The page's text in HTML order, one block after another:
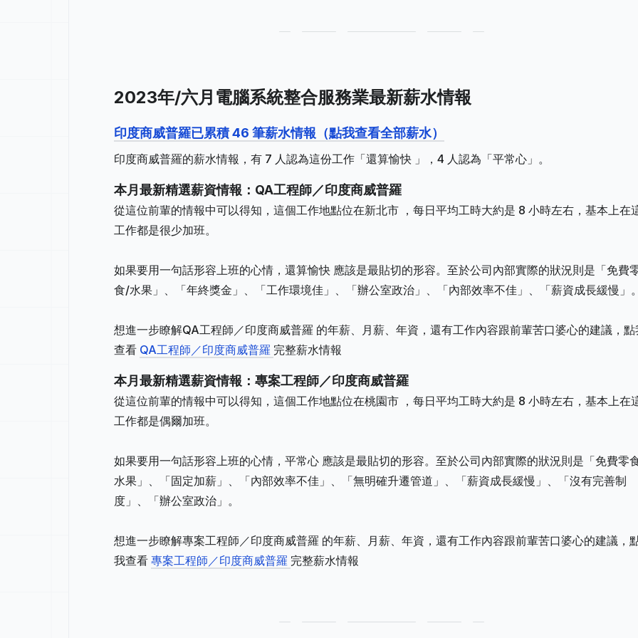
2023年/六月電腦系統整合服務業最新薪水情報
印度商威普羅已累積 46 筆薪水情報（點我查看全部薪水）
印度商威普羅的薪水情報，有 7 人認為這份工作「還算愉快 」，4 人認為「平常心」。
本月最新精選薪資情報：QA工程師／印度商威普羅
從這位前輩的情報中可以得知，這個工作地點位在新北市 ，每日平均工時大約是 8 小時左右，基本上在
工作都是很少加班。
如果要用一句話形容上班的心情，還算愉快 應該是最貼切的形容。至於公司內部實際的狀況則是「免費
食/水果」、「年終獎金」、「工作環境佳」、「辦公室政治」、「內部效率不佳」、「薪資成長緩慢」。
想進一步瞭解QA工程師／印度商威普羅 的年薪、月薪、年資，還有工作內容跟前輩苦口婆心的建議，點
查看 QA工程師／印度商威普羅 完整薪水情報
本月最新精選薪資情報：專案工程師／印度商威普羅
從這位前輩的情報中可以得知，這個工作地點位在桃園市 ，每日平均工時大約是 8 小時左右，基本上在
工作都是偶爾加班。
如果要用一句話形容上班的心情，平常心 應該是最貼切的形容。至於公司內部實際的狀況則是「免費零
水果」、「固定加薪」、「內部效率不佳」、「無明確升遷管道」、「薪資成長緩慢」、「沒有完善制
度」、「辦公室政治」。
想進一步瞭解專案工程師／印度商威普羅 的年薪、月薪、年資，還有工作內容跟前輩苦口婆心的建議，
我查看 專案工程師／印度商威普羅 完整薪水情報